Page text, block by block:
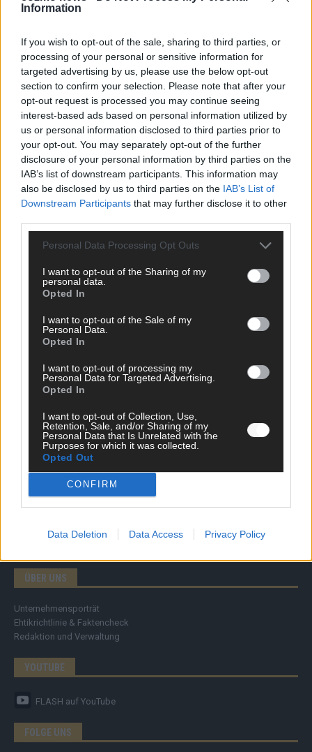
Information
If you wish to opt-out of the sale, sharing to third parties, or
processing of your personal or sensitive information for
targeted advertising by us, please use the below opt-out
section to confirm your selection. Please note that after your
opt-out request is processed you may continue seeing
interest-based ads based on personal information utilized by
us or personal information disclosed to third parties prior to
your opt-out. You may separately opt-out of the further
disclosure of your personal information by third parties on the
IAB’s list of downstream participants. This information may
also be disclosed by us to third parties on the IAB’s List of
Downstream Participants that may further disclose it to other
Personal Data Processing Opt Outs
I want to opt-out of the Sharing of my
personal data.
Opted In
I want to opt-out of the Sale of my
Personal Data.
Opted In
I want to opt-out of processing my
Personal Data for Targeted Advertising.
Opted In
I want to opt-out of Collection, Use,
Retention, Sale, and/or Sharing of my
Personal Data that Is Unrelated with the
Purposes for which it was collected.
Opted Out
CONFIRM
Data Deletion Data Access Privacy Policy
CHECK UNS AUF FACEBOOK
DIREKT ZUM THEMA
Politik & Co
Tipps & Tricks
Brainpower
Specials
Meinung
Streams & Storys
ÜBER UNS
Unternehmensporträt
Ehtikrichtlinie & Faktencheck
Redaktion und Verwaltung
YOUTUBE
FLASH auf YouTube
FOLGE UNS